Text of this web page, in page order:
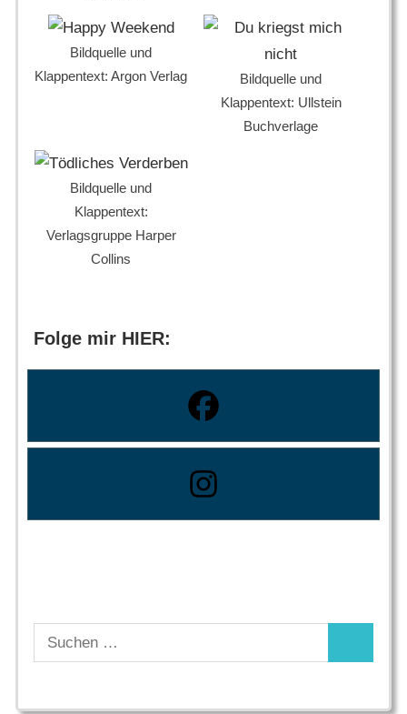
Bildquelle und
Klappentext: Argon Verlag
Bildquelle und
Klappentext: Ullstein
Buchverlage
Bildquelle und
Klappentext:
Verlagsgruppe Harper
Collins
Folge mir HIER:
Suchen
nach: